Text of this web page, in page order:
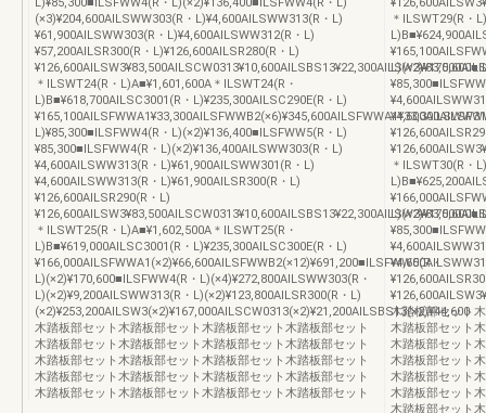
(×3)¥204,600AILSWW303(R・L)¥4,600AILSWW313(R・L)
¥61,900AILSWW303(R・L)¥4,600AILSWW312(R・L)
¥57,200AILSR300(R・L)¥126,600AILSR280(R・L)
＊ILSWT24(R・L)A■¥1,601,600A＊ILSWT24(R・
L)B■¥618,700AILSC3001(R・L)¥235,300AILSC290E(R・L)
L)¥85,300■ILSFWW4(R・L)(×2)¥136,400■ILSFWW5(R・L)
¥85,300■ILSFWW4(R・L)(×2)¥136,400AILSWW303(R・L)
¥4,600AILSWW313(R・L)¥61,900AILSWW301(R・L)
¥4,600AILSWW313(R・L)¥61,900AILSR300(R・L)
¥126,600AILSR290(R・L)
＊ILSWT25(R・L)A■¥1,602,500A＊ILSWT25(R・
L)B■¥619,000AILSC3001(R・L)¥235,300AILSC300E(R・L)
¥166,000AILSFWWA1(×2)¥66,600AILSFWWB2(×12)¥691,200■ILSFWW5(R・
L)(×2)¥170,600■ILSFWW4(R・L)(×4)¥272,800AILSWW303(R・
L)(×2)¥9,200AILSWW313(R・L)(×2)¥123,800AILSR300(R・L)
(×2)¥253,200AILSW3(×2)¥167,000AILSCW0313(×2)¥21,200AILSBS13(×2)¥44,600
木踏板部セット木踏板部セット木踏板部セット木踏板部セット
木踏板部セット木踏板部セット木踏板部セット木踏板部セット
木踏板部セット木踏板部セット木踏板部セット木踏板部セット
木踏板部セット木踏板部セット木踏板部セット木踏板部セット
木踏板部セット木踏板部セット木踏板部セット木踏板部セット
＊ILSWT29(R・
＊ILSWT30(R・
木踏板部セット
木踏板部セット
木踏板部セット
木踏板部セット
木踏板部セット
木踏板部セット
木踏板部セット